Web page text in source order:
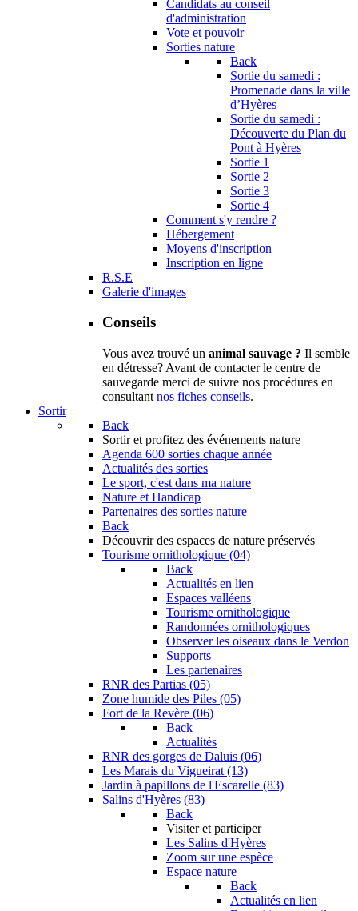
Candidats au conseil
d'administration
Vote et pouvoir
Sorties nature
Back
Sortie du samedi :
Promenade dans la ville
d’Hyères
Sortie du samedi :
Découverte du Plan du
Pont à Hyères
Sortie 1
Sortie 2
Sortie 3
Sortie 4
Comment s'y rendre ?
Hébergement
Moyens d'inscription
Inscription en ligne
R.S.E
Galerie d'images
Conseils
Vous avez trouvé un animal sauvage ? Il semble
en détresse? Avant de contacter le centre de
sauvegarde merci de suivre nos procédures en
consultant nos fiches conseils.
Sortir
Back
Sortir et profitez des événements nature
Agenda 600 sorties chaque année
Actualités des sorties
Le sport, c'est dans ma nature
Nature et Handicap
Partenaires des sorties nature
Back
Découvrir des espaces de nature préservés
Tourisme ornithologique (04)
Back
Actualités en lien
Espaces valléens
Tourisme ornithologique
Randonnées ornithologiques
Observer les oiseaux dans le Verdon
Supports
Les partenaires
RNR des Partias (05)
Zone humide des Piles (05)
Fort de la Revère (06)
Back
Actualités
RNR des gorges de Daluis (06)
Les Marais du Vigueirat (13)
Jardin à papillons de l'Escarelle (83)
Salins d'Hyères (83)
Back
Visiter et participer
Les Salins d'Hyères
Zoom sur une espèce
Espace nature
Back
Actualités en lien